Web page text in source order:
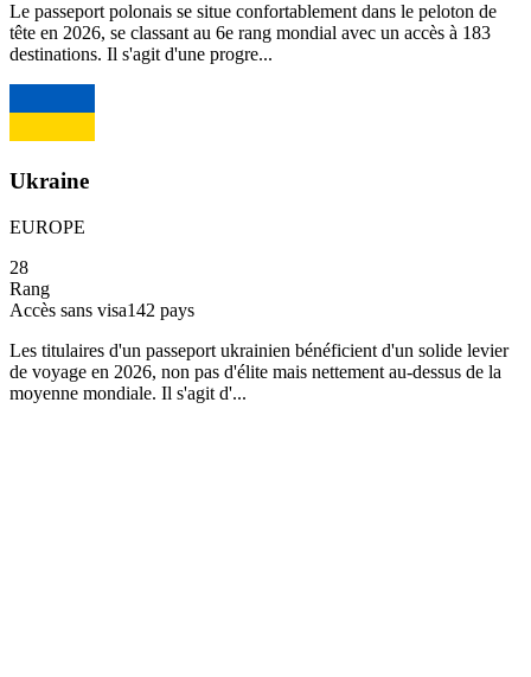
Le passeport polonais se situe confortablement dans le peloton de
tête en 2026, se classant au 6e rang mondial avec un accès à 183
destinations. Il s'agit d'une progre...
Ukraine
EUROPE
28
Rang
Accès sans visa142 pays
Les titulaires d'un passeport ukrainien bénéficient d'un solide levier
de voyage en 2026, non pas d'élite mais nettement au-dessus de la
moyenne mondiale. Il s'agit d'...